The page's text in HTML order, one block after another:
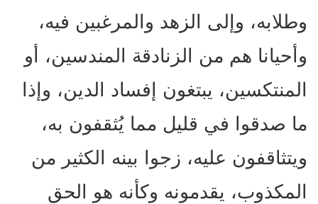
وطلابه، وإلى الزهد والمرغبين فيه،
وأحيانا هم من الزنادقة المندسين، أو
المنتكسين، يبتغون إفساد الدين، وإذا
ما صدقوا في قليل مما يُثقفون به،
ويتثاقفون عليه، زجوا بينه الكثير من
المكذوب، يقدمونه وكأنه هو الحق